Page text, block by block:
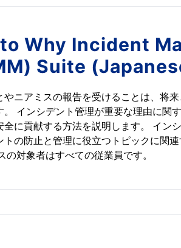
Why Incident
Suite
ニアミスの報告を受けることは、将
インシデント管理が重要な理由に関
に貢献する方法を説明します。 イン
の防止と管理に役立つトピックに関
対象者はすべての従業員です。